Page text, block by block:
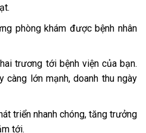
phòng khám được bệnh nhân
trương tới bệnh viện của bạn.
càng lớn mạnh, doanh thu ngày
triển nhanh chóng, tăng trưởng
tới.